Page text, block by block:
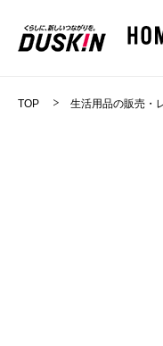
TOP 生活用品の販売・